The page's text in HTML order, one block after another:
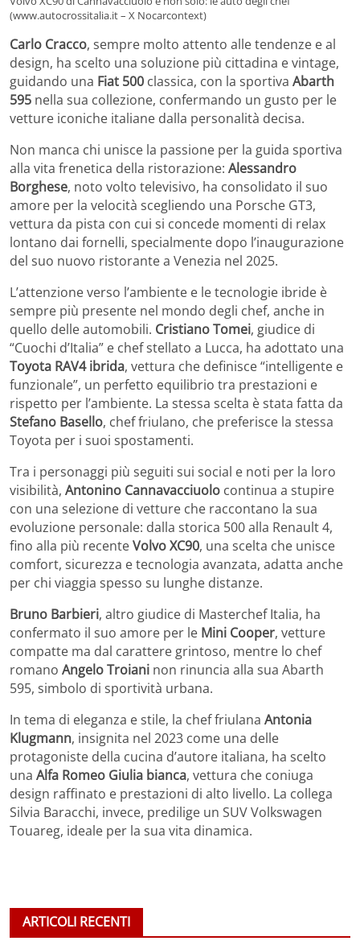
(www.autocrossitalia.it – X Nocarcontext)
Carlo Cracco, sempre molto attento alle tendenze e al
design, ha scelto una soluzione più cittadina e vintage,
guidando una Fiat 500 classica, con la sportiva Abarth
595 nella sua collezione, confermando un gusto per le
vetture iconiche italiane dalla personalità decisa.
Non manca chi unisce la passione per la guida sportiva
alla vita frenetica della ristorazione: Alessandro
Borghese, noto volto televisivo, ha consolidato il suo
amore per la velocità scegliendo una Porsche GT3,
vettura da pista con cui si concede momenti di relax
lontano dai fornelli, specialmente dopo l’inaugurazione
del suo nuovo ristorante a Venezia nel 2025.
L’attenzione verso l’ambiente e le tecnologie ibride è
sempre più presente nel mondo degli chef, anche in
quello delle automobili. Cristiano Tomei, giudice di
“Cuochi d’Italia” e chef stellato a Lucca, ha adottato una
Toyota RAV4 ibrida, vettura che definisce “intelligente e
funzionale”, un perfetto equilibrio tra prestazioni e
rispetto per l’ambiente. La stessa scelta è stata fatta da
Stefano Basello, chef friulano, che preferisce la stessa
Toyota per i suoi spostamenti.
Tra i personaggi più seguiti sui social e noti per la loro
visibilità, Antonino Cannavacciuolo continua a stupire
con una selezione di vetture che raccontano la sua
evoluzione personale: dalla storica 500 alla Renault 4,
fino alla più recenteVolvo XC90, una scelta che unisce
comfort, sicurezza e tecnologia avanzata, adatta anche
per chi viaggia spesso su lunghe distanze.
Bruno Barbieri, altro giudice di Masterchef Italia, ha
confermato il suo amore per le Mini Cooper, vetture
compatte ma dal carattere grintoso, mentre lo chef
romano Angelo Troiani non rinuncia alla sua Abarth
595, simbolo di sportività urbana.
In tema di eleganza e stile, la chef friulana Antonia
Klugmann, insignita nel 2023 come una delle
protagoniste della cucina d’autore italiana, ha scelto
una Alfa Romeo Giulia bianca, vettura che coniuga
design raffinato e prestazioni di alto livello. La collega
Silvia Baracchi, invece, predilige un SUV Volkswagen
Touareg, ideale per la sua vita dinamica.
ARTICOLI RECENTI